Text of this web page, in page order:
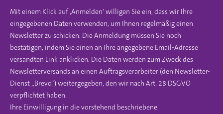
Mit einem Klick auf ‚Anmelden‘ willigen Sie ein, dass wir Ihre
eingegebenen Daten verwenden, um Ihnen regelmäßig einen
Newsletter zu schicken. Die Anmeldung müssen Sie noch
bestätigen, indem Sie einen an Ihre angegebene Email-Adresse
versandten Link anklicken. Die Daten werden zum Zweck des
Newsletterversands an einen Auftragsverarbeiter (den Newsletter-
Dienst „Brevo“) weitergegeben, den wir nach Art. 28 DSGVO
verpflichtet haben.
Ihre Einwilligung in die vorstehend beschriebene